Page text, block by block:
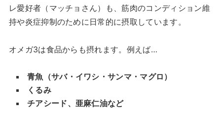
レ愛好者（マッチョさん）も、筋肉のコンディション維
持や炎症抑制のために日常的に摂取しています。
オメガ3は食品からも摂れます。例えば…
青魚（サバ・イワシ・サンマ・マグロ）
くるみ
チアシード、亜麻仁油など